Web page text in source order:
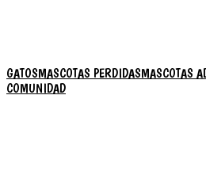
GATOSMASCOTAS PERDIDASMASCOTAS
COMUNIDAD